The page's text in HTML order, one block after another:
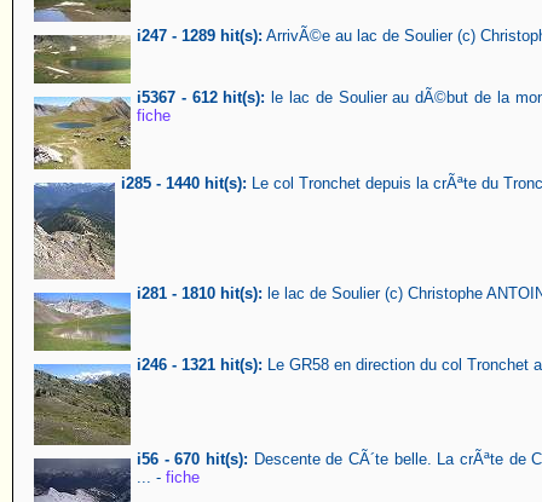
i247 - 1289 hit(s): ArrivÃ©e au lac de Soulier (c)
i5367 - 612 hit(s): le lac de Soulier au dÃ©but de la
fiche
i285 - 1440 hit(s): Le col Tronchet depuis la crÃªte du
i281 - 1810 hit(s): le lac de Soulier (c) Christophe
i246 - 1321 hit(s): Le GR58 en direction du col Tronchet
i56 - 670 hit(s): Descente de CÃ´te belle. La crÃªte de
... - fiche